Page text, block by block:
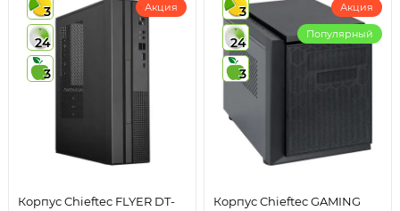
3
24
3
Акция
Корпус Chieftec FLYER DT-
3
24
3
Акция
Популярный
Корпус Chieftec GAMING